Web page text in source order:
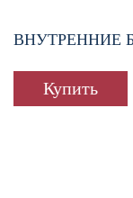
ВНУТРЕННИЕ
Купить